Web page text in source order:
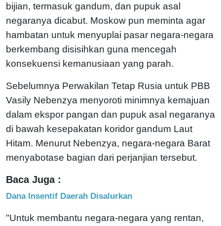
bijian, termasuk gandum, dan pupuk asal
negaranya dicabut. Moskow pun meminta agar
hambatan untuk menyuplai pasar negara-negara
berkembang disisihkan guna mencegah
konsekuensi kemanusiaan yang parah.
Sebelumnya Perwakilan Tetap Rusia untuk PBB
Vasily Nebenzya menyoroti minimnya kemajuan
dalam ekspor pangan dan pupuk asal negaranya
di bawah kesepakatan koridor gandum Laut
Hitam. Menurut Nebenzya, negara-negara Barat
menyabotase bagian dari perjanjian tersebut.
Baca Juga :
Dana Insentif Daerah Disalurkan
"Untuk membantu negara-negara yang rentan,